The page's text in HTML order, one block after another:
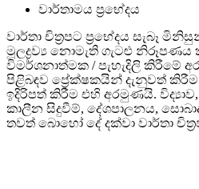
වාර්තාමය ප්‍රභේදය
වාර්තා චිත්‍රපට ප්‍රභේදය සැබෑ
මූලද්‍රව්‍ය නොමැති ගැටළු
විමර්ශනාත්මක / පැහැදිලි කිරීමේ
පිළිබඳව ප්‍රේක්ෂකයින් දැනුවත්
ඉදිරිපත් කිරීම එහි අරමුණයි. විද්‍යාව,
කාලීන සිදුවීම්, දේශපාලනය,
තවත් බොහෝ දේ දක්වා වාර්තා